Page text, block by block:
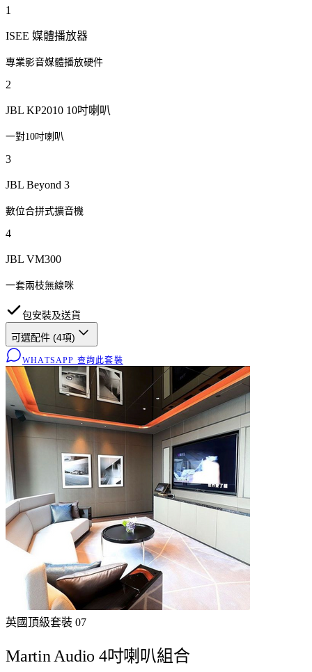
1
ISEE 媒體播放器
專業影音媒體播放硬件
2
JBL KP2010 10吋喇叭
一對10吋喇叭
3
JBL Beyond 3
數位合拼式擴音機
4
JBL VM300
一套兩枝無線咪
包安裝及送貨
可選配件 (4項)
WHATSAPP 查詢此套裝
英國頂級套裝 07
Martin Audio 4吋喇叭組合